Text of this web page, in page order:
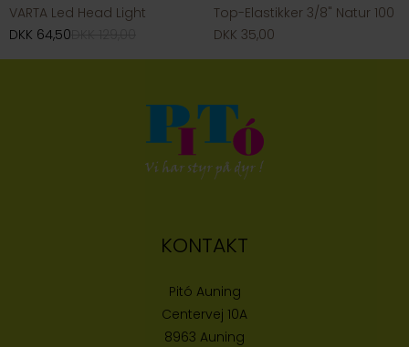
VARTA Led Head Light
DKK 64,50
Top-Elastikker 3/8" Natur 100
DKK 35,00
KONTAKT
Pitó Auning
Centervej 10A
8963 Auning